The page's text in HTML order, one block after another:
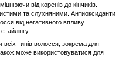
від коренів до кінчиків.​
та слухняними.​ Антиоксиданти
від негативного впливу
типів волосся, зокрема для
може використовуватися для